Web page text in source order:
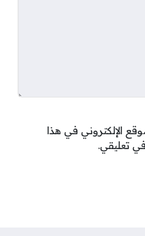
الإلكتروني في هذا
تعليقي.